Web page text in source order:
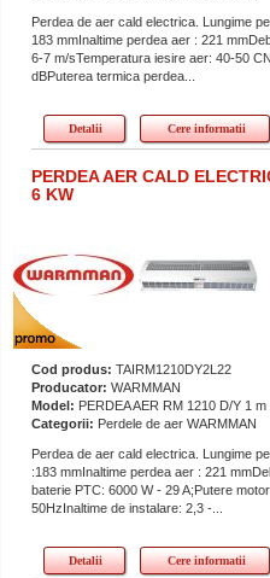
Perdea de aer cald electrica. Lungime
183 mmInaltime perdea aer : 221
6-7 m/sTemperatura iesire aer: 40-50
dBPuterea termica perdea...
Detalii Cere informatii
PERDEA AER CALD
6 KW
Cod produs: TAIRM1210DY2L22
Producator: WARMMAN
Model: PERDEA AER RM 1210 D/Y 1 m
Categorii: Perdele de aer WARMMAN
Perdea de aer cald electrica. Lungime
:183 mmInaltime perdea aer : 221
baterie PTC: 6000 W - 29 A;Putere
50HzInaltime de instalare: 2,3 -...
Detalii Cere informatii